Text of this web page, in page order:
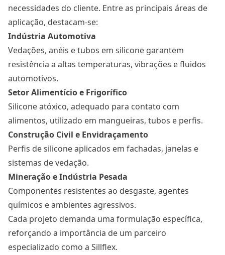
necessidades do cliente. Entre as principais áreas de
aplicação, destacam-se:
Indústria Automotiva
Vedações, anéis e tubos em silicone garantem
resistência a altas temperaturas, vibrações e fluidos
automotivos.
Setor Alimentício e Frigorífico
Silicone atóxico, adequado para contato com
alimentos, utilizado em mangueiras, tubos e perfis.
Construção Civil e Envidraçamento
Perfis de silicone aplicados em fachadas, janelas e
sistemas de vedação.
Mineração e Indústria Pesada
Componentes resistentes ao desgaste, agentes
químicos e ambientes agressivos.
Cada projeto demanda uma formulação específica,
reforçando a importância de um parceiro
especializado como a Sillflex.